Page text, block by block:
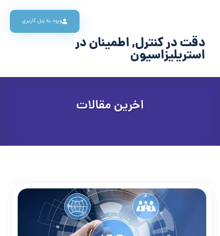
ورود به پنل کاربری
دقت در کنترل, اطمینان در
استریلیزاسیون
اخرین مقالات